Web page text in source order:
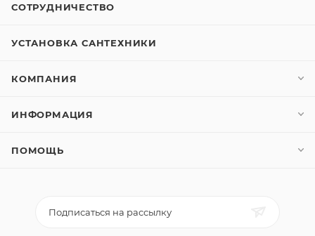
СОТРУДНИЧЕСТВО
УСТАНОВКА САНТЕХНИКИ
КОМПАНИЯ
ИНФОРМАЦИЯ
ПОМОЩЬ
Подписаться на рассылку